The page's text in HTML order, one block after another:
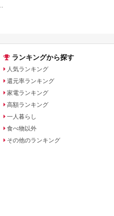
ランキングから探す
人気ランキング
還元率ランキング
家電ランキング
高額ランキング
一人暮らし
食べ物以外
その他のランキング